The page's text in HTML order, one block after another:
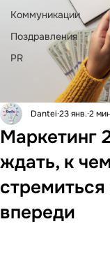
Коммуникации
Поздравления
PR
Маркетинг
ждать, к
впереди
Dantei 23 янв.2